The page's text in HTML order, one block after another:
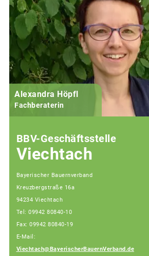
Alexandra Höpfl
Fachberaterin
BBV-Geschäftsstelle
Viechtach
Bayerischer Bauernverband
Kreuzbergstraße 16a
94234 Viechtach
Tel: 09942 80840-10
Fax: 09942 80840-19
E-Mail:
Viechtach@BayerischerBauernVerband.de